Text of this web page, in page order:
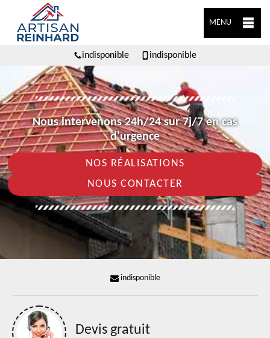
MENU
indisponible indisponible
Nous intervenons 24h/24 sur 7j/7 en cas
d'urgence
NOS RÉALISATIONS
NOUS CONTACTER
indisponible
Devis gratuit